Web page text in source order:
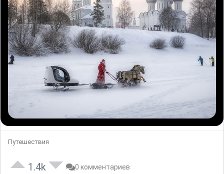
Путешествия
1.4k 0 комментариев